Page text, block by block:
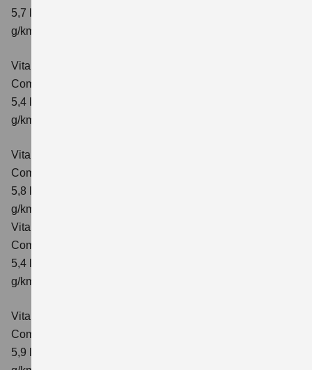
5,7 l/100km; kombinierter Wert der CO₂-Emission: 130
g/km; CO₂-Klasse: D
Vitara 1.4 BOOSTERJET HYBRID ALLGRIP
Comfort
5,4 l/100km; kombinierter Wert der CO₂-Emission: 129
g/km; CO₂-Klasse: D
Vitara 1.4 BOOSTERJET HYBRID ALLGRIP AT
Comfort
5,8 l/100 km; kombinierter Wert der CO₂-Emission: 137
g/km; CO₂-Klasse: E
Vitara 1.4 BOOSTERJET HYBRID ALLGRIP
Comfort+ Verbrauchswerte: kombinierter Energieverbrauch
5,4 l/100km; kombinierter Wert der CO₂-Emission: 129
g/km; CO₂-Klasse: D
Vitara 1.4 BOOSTERJET HYBRID ALLGRIP AT
Comfort+
5,9 l/100 km; kombinierter Wert der CO₂-Emission: 138